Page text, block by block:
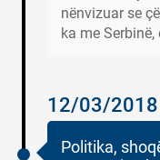
nënvizuar se
ka me
12/03/2018
Politika,